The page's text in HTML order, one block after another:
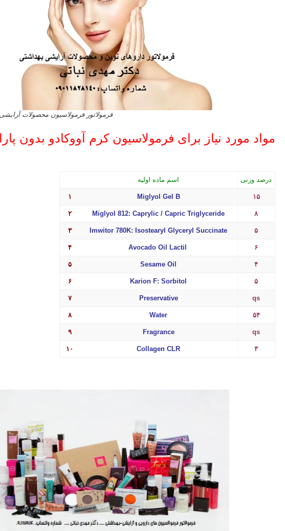
فرمولاتور فرمولاسیون محصولات
مواد مورد نیاز برای فرمولاسیون کرم آووکادو بدون
درصد وزنی اسم ماده اولیه
۱۵ Miglyol Gel B ۱
۸ Miglyol 812: Caprylic / Capric Triglyceride ۲
۵ Imwitor 780K: Isostearyl Glyceryl Succinate ۳
۶ ۴
۴ Sesame Oil ۵
۵ Karion F: Sorbitol ۶
qs
Preservative ۷
۵۴ Water ۸
qs
Fragrance ۹
۳ Collagen CLR ۱۰